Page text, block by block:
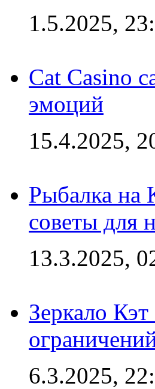
1.5.2025,
Cat Casino
эмоций
15.4.2025,
Рыбалка на
советы для
13.3.2025,
Зеркало
6.3.2025,